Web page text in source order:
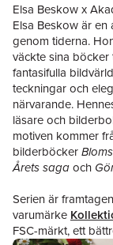
Elsa Beskow x
Elsa Beskow är
genom tiderna.
väckte sina böcker
fantasifulla
teckningar och
närvarande.
läsare och
motiven kommer
bilderböcker
Årets sagaoch
Serien är
varumärke
FSC-märkt, ett